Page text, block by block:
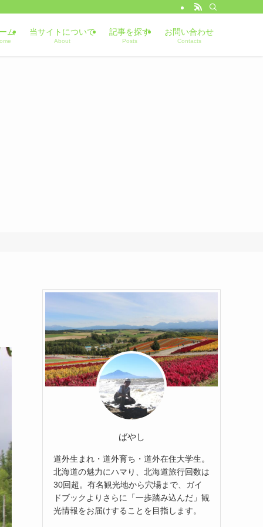
ム 当サイトについて
About
記事を探す
Posts
お問い合わせ
Contacts
ばやし
道外生まれ・道外育ち・道外在住大学生。
北海道の魅力にハマり、北海道旅行回数は
30回超。有名観光地から穴場まで、ガイ
ドブックよりさらに「一歩踏み込んだ」観
光情報をお届けすることを目指します。